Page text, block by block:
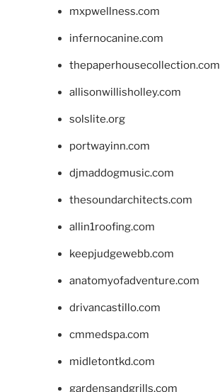
mxpwellness.com
infernocanine.com
thepaperhousecollection.com
allisonwillisholley.com
solslite.org
portwayinn.com
djmaddogmusic.com
thesoundarchitects.com
allin1roofing.com
keepjudgewebb.com
anatomyofadventure.com
drivancastillo.com
cmmedspa.com
midletontkd.com
gardensandgrills.com